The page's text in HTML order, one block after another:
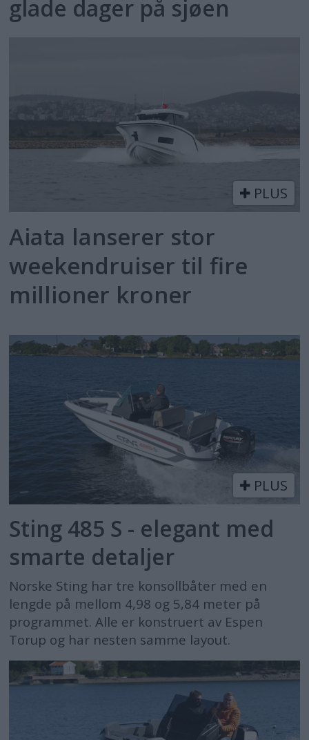
glade dager på sjøen
PLUS
Aiata lanserer stor
weekendruiser til fire
millioner kroner
PLUS
Sting 485 S - elegant med
smarte detaljer
Norske Sting har tre konsollbåter med en
lengde på mellom 4,98 og 5,84 meter på
programmet. Alle er konstruert av Espen
Torup og har nesten samme layout.